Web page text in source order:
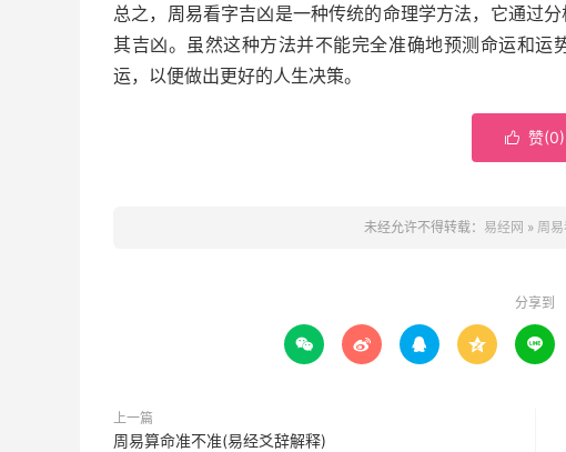
总之，周易看字吉凶是一种传统的命理学方法，它通过
其吉凶。虽然这种方法并不能完全准确地预测命运和
运，以便做出更好的人生决策。
 赞(0)
未经允许不得转载： 易经网 » 周
分享到
    
上一篇
周易算命准不准(易经爻辞解释)